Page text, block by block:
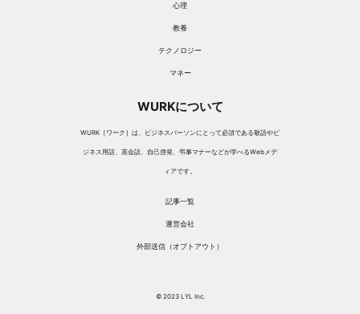
心理
教養
テクノロジー
マネー
WURKについて
WURK［ワーク］は、ビジネスパーソンにとって必須である敬語やビ
ジネス用語、英会話、自己啓発、弔事マナーなどが学べるWebメデ
ィアです。
記事一覧
運営会社
外部送信（オプトアウト）
© 2023 LYL Inc.